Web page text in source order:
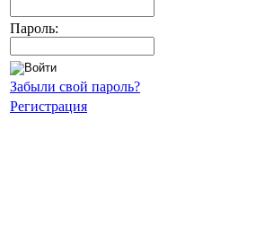
Пароль:
Забыли свой пароль?
Регистрация